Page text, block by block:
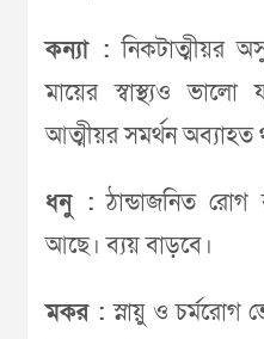
কন্যা : নিকটাত্মীয়র
মায়ের স্বাস্থ্যও ভালো
আত্মীয়র সমর্থন অব্যাহত
ধনু : ঠান্ডাজনিত রোগ
আছে। ব্যয় বাড়বে।
মকর : স্নায়ু ও চর্মরোগ